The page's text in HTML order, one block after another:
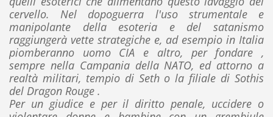
cervello. Nel dopoguerra l'uso strumentale e
manipolante della esoteria e del satanismo
raggiungerà vette strategiche e, ad esempio in Italia
piomberanno uomo CIA e altro, per fondare ,
sempre nella Campania della NATO, ed attorno a
realtà militari, tempio di Seth o la filiale di Sothis
del Dragon Rouge .
Per un giudice e per il diritto penale, uccidere o